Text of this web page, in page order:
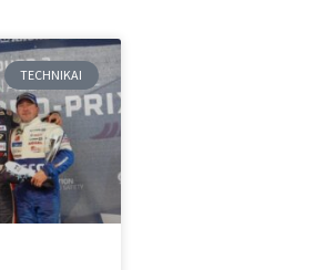
TECHNIKAI